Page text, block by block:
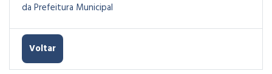
da Prefeitura Municipal
Voltar